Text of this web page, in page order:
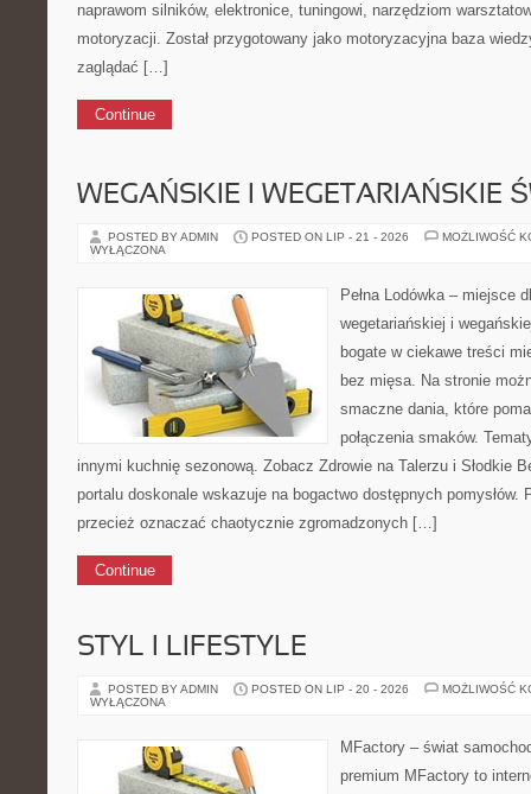
naprawom silników, elektronice, tuningowi, narzędziom
motoryzacji. Został przygotowany jako motoryzacyjna baza
zaglądać […]
Continue
WEGAŃSKIE I WEGETARIAŃSKIE
POSTED BY ADMIN POSTED ON LIP - 21 - 2026
MOŻLIWOŚĆ
WYŁĄCZONA
Pełna Lodówka – miejsce
wegetariańskiej i
bogate w ciekawe treści
bez mięsa. Na stronie
smaczne dania, które
połączenia smaków.
innymi kuchnię sezonową. Zobacz Zdrowie na Talerzu i Słodkie
portalu doskonale wskazuje na bogactwo dostępnych pomysłów.
przecież oznaczać chaotycznie zgromadzonych […]
Continue
STYL I LIFESTYLE
POSTED BY ADMIN POSTED ON LIP - 20 - 2026
MOŻLIWOŚĆ
WYŁĄCZONA
MFactory – świat
premium MFactory to